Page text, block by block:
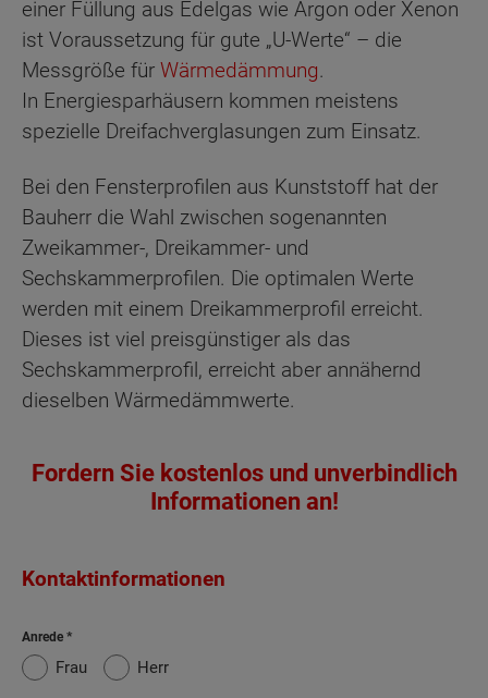
einer Füllung aus Edelgas wie Argon oder Xenon
ist Voraussetzung für gute „U-Werte“ – die
Messgröße für Wärmedämmung.
In Energiesparhäusern kommen meistens
spezielle Dreifachverglasungen zum Einsatz.
Bei den Fensterprofilen aus Kunststoff hat der
Bauherr die Wahl zwischen sogenannten
Zweikammer-, Dreikammer- und
Sechskammerprofilen. Die optimalen Werte
werden mit einem Dreikammerprofil erreicht.
Dieses ist viel preisgünstiger als das
Sechskammerprofil, erreicht aber annähernd
dieselben Wärmedämmwerte.
Fordern Sie kostenlos und unverbindlich
Informationen an!
Kontaktinformationen
Anrede
Frau Herr